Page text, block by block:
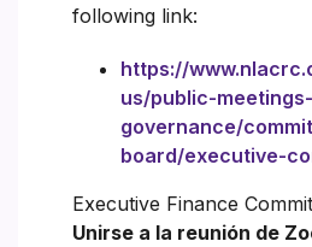
following link:
https://
us/public-meetings-
governance/
board/executive-
Executive Finance
Unirse a la reunión de